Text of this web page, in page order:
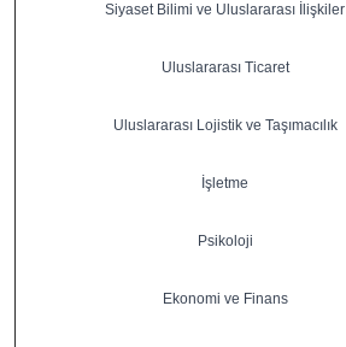
Siyaset Bilimi ve Uluslararası İlişkiler
Uluslararası Ticaret
Uluslararası Lojistik ve Taşımacılık
İşletme
Psikoloji
Ekonomi ve Finans